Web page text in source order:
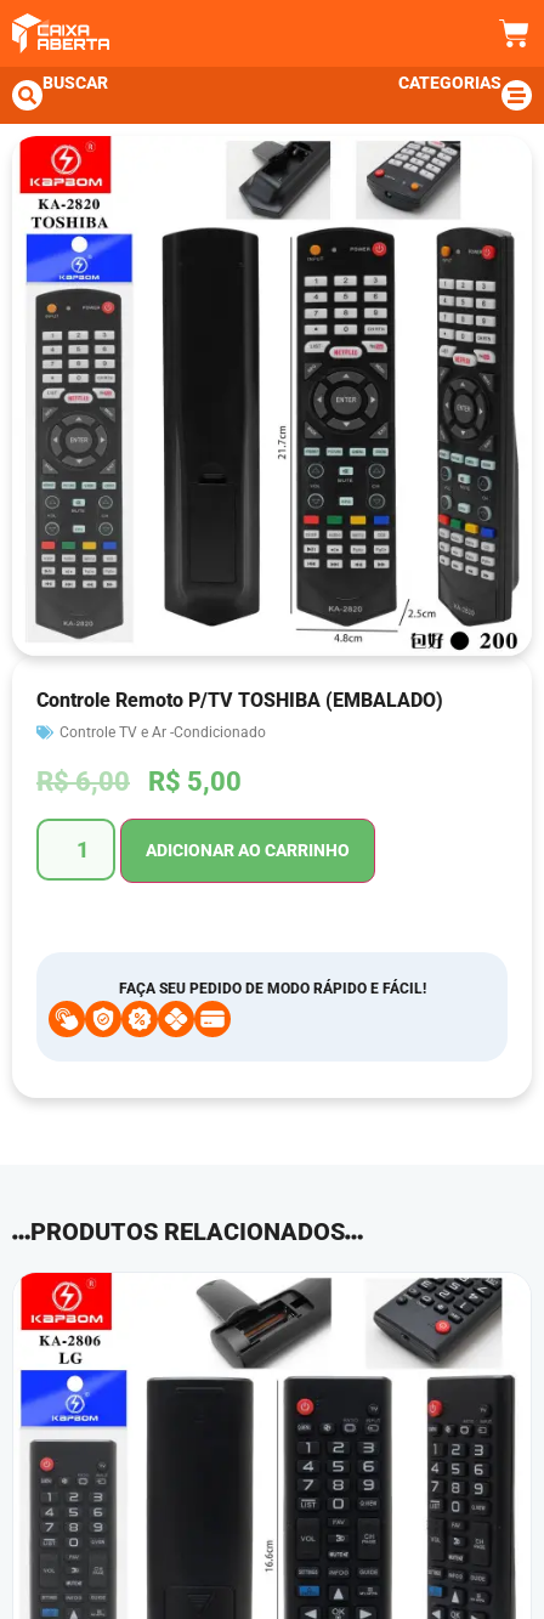
BUSCAR CATEGORIAS
Controle Remoto P/TV TOSHIBA (EMBALADO)
Controle TV e Ar -Condicionado
R$6,00 R$ 5,00
ADICIONAR AO CARRINHO
FAÇA SEU PEDIDO DE MODO RÁPIDO E FÁCIL!
PRODUTOS RELACIONADOS